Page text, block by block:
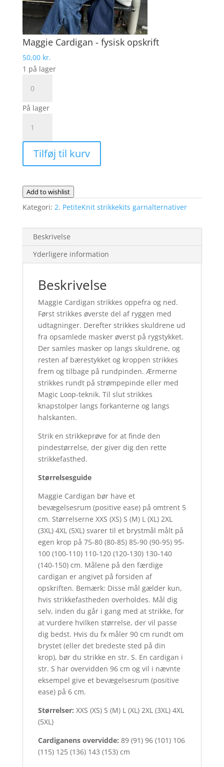
Maggie Cardigan - fysisk opskrift
50,00 kr.
1 på lager
Cardigan
fysisk
opskrift
På lager
Cardigan
|
Lana
Cotton
og
Elba
antal
Tilføj til kurv
Add to wishlist
Kategori: 2. PetiteKnit strikkekits garnalternativer
Beskrivelse
Yderligere information
Beskrivelse
Maggie Cardigan strikkes oppefra og ned.
Først strikkes øverste del af ryggen med
udtagninger. Derefter strikkes skuldrene ud
fra opsamlede masker øverst på rygstykket.
Der samles masker op langs skuldrene, og
resten af bærestykket og kroppen strikkes
frem og tilbage på rundpinden. Ærmerne
strikkes rundt på strømpepinde eller med
Magic Loop-teknik. Til slut strikkes
knapstolper langs forkanterne og langs
halskanten.
Strik en strikkeprøve for at finde den
pindestørrelse, der giver dig den rette
strikkefasthed.
Størrelsesguide
Maggie Cardigan bør have et
bevægelsesrum (positive ease) på omtrent 5
cm. Størrelserne XXS (XS) S (M) L (XL) 2XL
(3XL) 4XL (5XL) svarer til et brystmål målt på
egen krop på 75-80 (80-85) 85-90 (90-95) 95-
100 (100-110) 110-120 (120-130) 130-140
(140-150) cm. Målene på den færdige
cardigan er angivet på forsiden af
opskriften. Bemærk: Disse mål gælder kun,
hvis strikkefastheden overholdes. Mål dig
selv, inden du går i gang med at strikke, for
at vurdere hvilken størrelse, der vil passe
dig bedst. Hvis du fx måler 90 cm rundt om
brystet (eller det bredeste sted på din
krop), bør du strikke en str. S. En cardigan i
str. S har overvidden 96 cm og vil i nævnte
eksempel give et bevægelsesrum (positive
ease) på 6 cm.
Størrelser: XXS (XS) S (M) L (XL) 2XL (3XL) 4XL
(5XL)
Cardiganens overvidde: 89 (91) 96 (101) 106
(115) 125 (136) 143 (153) cm